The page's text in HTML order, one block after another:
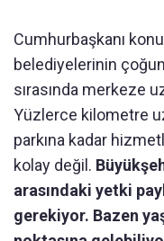
Cumhurbaşkanı
belediyelerinin
sırasında merkeze
Yüzlerce kilometre
parkına kadar
kolay değil.
arasındaki yetki
gerekiyor. Bazen